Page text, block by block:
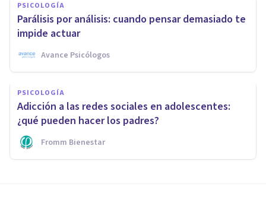
PSICOLOGÍA
Parálisis por análisis: cuando pensar demasiado te
impide actuar
Avance Psicólogos
PSICOLOGÍA
Adicción a las redes sociales en adolescentes:
¿qué pueden hacer los padres?
Fromm Bienestar